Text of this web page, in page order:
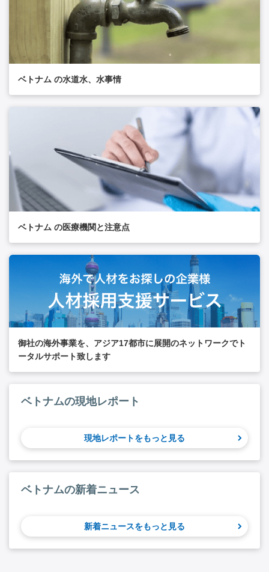
ベトナム の水道水、水事情
ベトナム の医療機関と注意点
御社の海外事業を、アジア17都市に展開のネットワークでト
ータルサポート致します
ベトナムの現地レポート
現地レポートをもっと見る
ベトナムの新着ニュース
新着ニュースをもっと見る